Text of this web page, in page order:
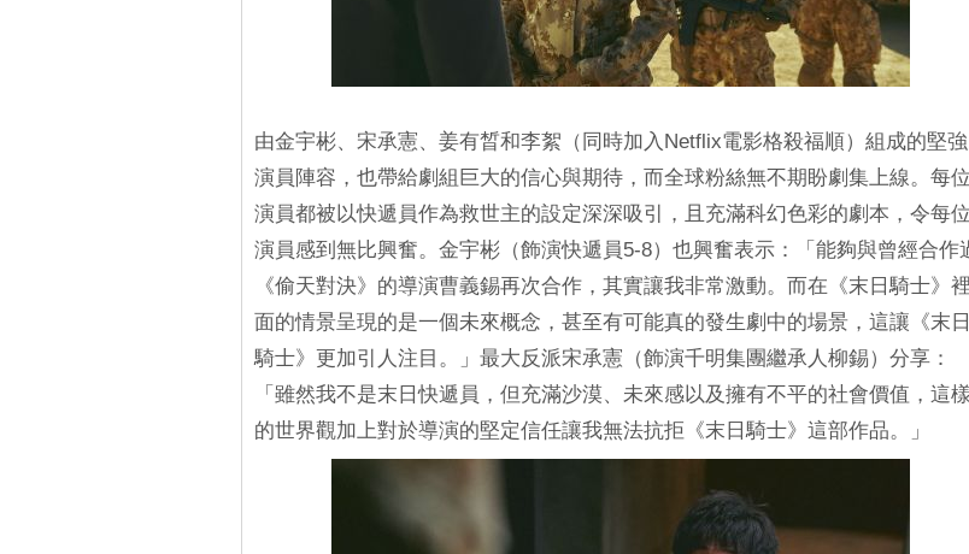
由金宇彬、宋承憲、姜有晳和李絮（同時加入Netflix電影格殺福順）組成的堅強
演員陣容，也帶給劇組巨大的信心與期待，而全球粉絲無不期盼劇集上線。每位
演員都被以快遞員作為救世主的設定深深吸引，且充滿科幻色彩的劇本，令每位
演員感到無比興奮。金宇彬（飾演快遞員5-8）也興奮表示：「能夠與曾經合作
《偷天對決》的導演曹義錫再次合作，其實讓我非常激動。而在《末日騎士》裡
面的情景呈現的是一個未來概念，甚至有可能真的發生劇中的場景，這讓《末日
騎士》更加引人注目。」最大反派宋承憲（飾演千明集團繼承人柳錫）分享：
「雖然我不是末日快遞員，但充滿沙漠、未來感以及擁有不平的社會價值，這樣
的世界觀加上對於導演的堅定信任讓我無法抗拒《末日騎士》這部作品。」